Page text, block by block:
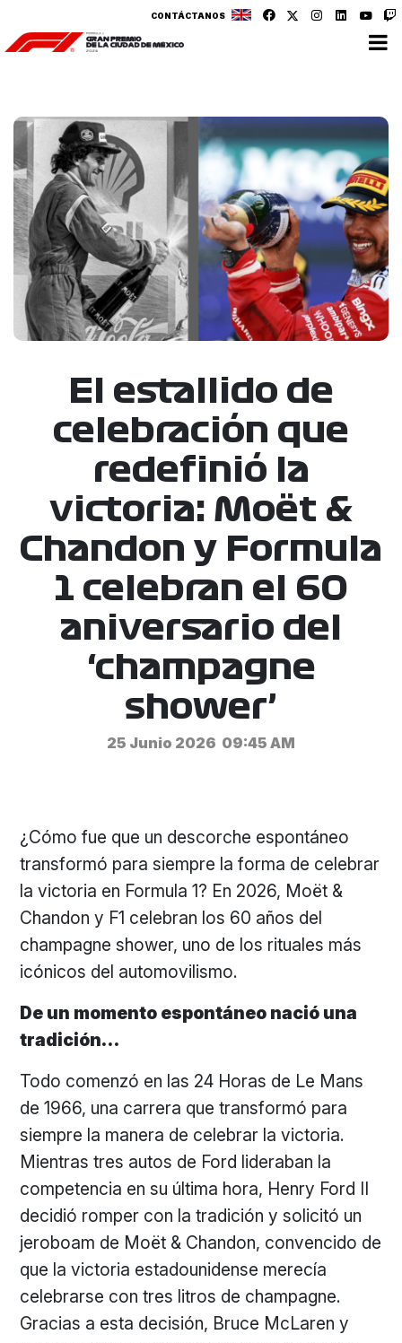
CONTÁCTANOS
El estallido de
celebración que
redefinió la
victoria: Moët &
Chandon y Formula
1 celebran el 60
aniversario del
‘champagne
shower’
25 Junio 2026 09:45 AM
¿Cómo fue que un descorche espontáneo
transformó para siempre la forma de celebrar
la victoria en Formula 1? En 2026, Moët &
Chandon y F1 celebran los 60 años del
champagne shower, uno de los rituales más
icónicos del automovilismo.
De un momento espontáneo nació una
tradición…
Todo comenzó en las 24 Horas de Le Mans
de 1966, una carrera que transformó para
siempre la manera de celebrar la victoria.
Mientras tres autos de Ford lideraban la
competencia en su última hora, Henry Ford II
decidió romper con la tradición y solicitó un
jeroboam de Moët & Chandon, convencido de
que la victoria estadounidense merecía
celebrarse con tres litros de champagne.
Gracias a esta decisión, Bruce McLaren y